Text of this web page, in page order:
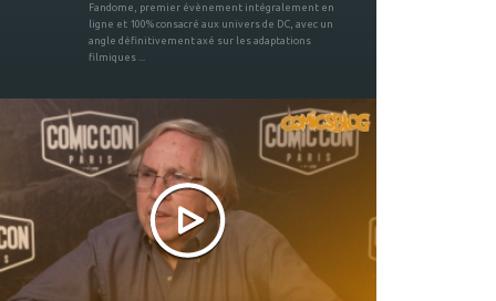
Fandome, premier évènement intégralement en
ligne et 100% consacré aux univers de DC, avec un
angle définitivement axé sur les adaptations
filmiques ...